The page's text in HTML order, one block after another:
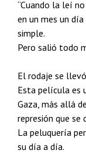
“Cuando la leí
en un mes un
simple.
Pero salió todo
El rodaje se
Esta película es
Gaza, más allá
represión que
La peluquería
su día a día.